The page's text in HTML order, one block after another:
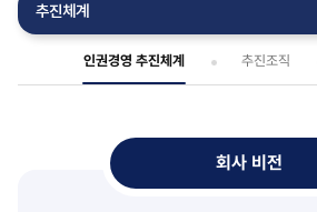
추진체계
인권경영 추진체계 추진조직
회사 비전